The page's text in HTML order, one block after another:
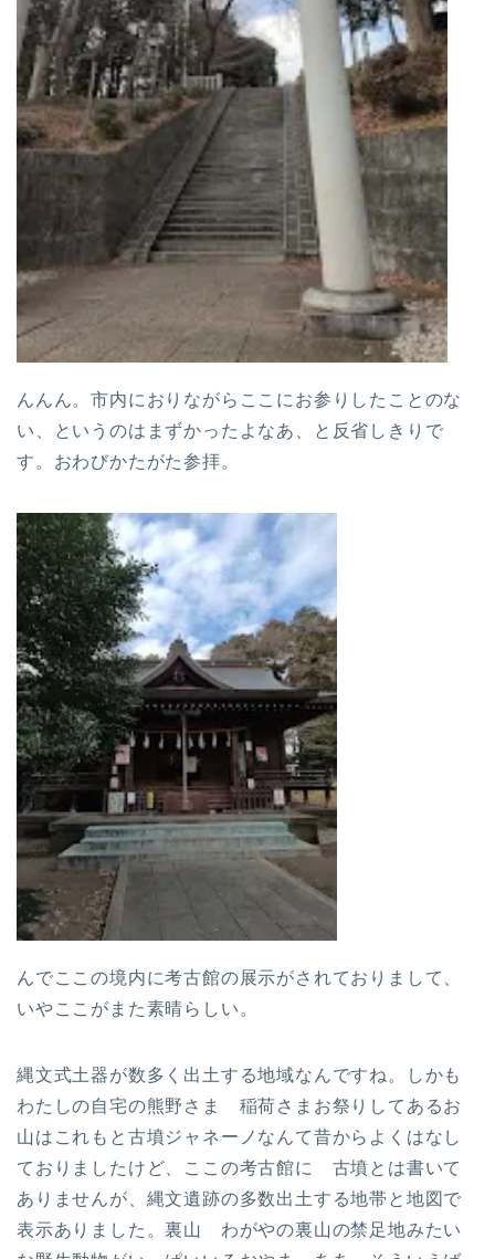
んんん。市内におりながらここにお参りしたことのな
い、というのはまずかったよなあ、と反省しきりで
す。おわびかたがた参拝。
んでここの境内に考古館の展示がされておりまして、
いやここがまた素晴らしい。
縄文式土器が数多く出土する地域なんですね。しかも
わたしの自宅の熊野さま 稲荷さまお祭りしてあるお
山はこれもと古墳ジャネーノなんて昔からよくはなし
ておりましたけど、ここの考古館に 古墳とは書いて
ありませんが、縄文遺跡の多数出土する地帯と地図で
表示ありました。裏山 わがやの裏山の禁足地みたい